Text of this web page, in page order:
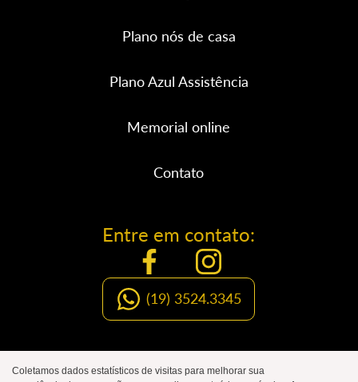
Organização Social de Luto
Plano nós de casa
Plano Azul Assistência
Memorial online
Contato
Entre em contato:
(19) 3524.3345
Coletamos dados estatísticos de visitas para melhorar sua